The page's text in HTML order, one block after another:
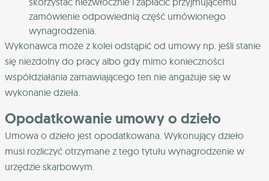
zamówienie odpowiednią część umówionego
wynagrodzenia.
Wykonawca może z kolei odstąpić od umowy np. jeśli stanie
się niezdolny do pracy albo gdy mimo konieczności
współdziałania zamawiającego ten nie angażuje się w
wykonanie dzieła.
Opodatkowanie umowy o dzieło
Umowa o dzieło jest opodatkowana. Wykonujący dzieło
musi rozliczyć otrzymane z tego tytułu wynagrodzenie w
urzędzie skarbowym.